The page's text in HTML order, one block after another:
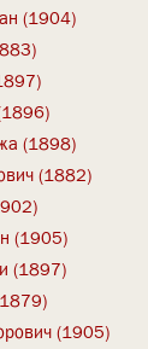
(1904)
(1898)
(1882)
(1905)
(1897)
(1905)